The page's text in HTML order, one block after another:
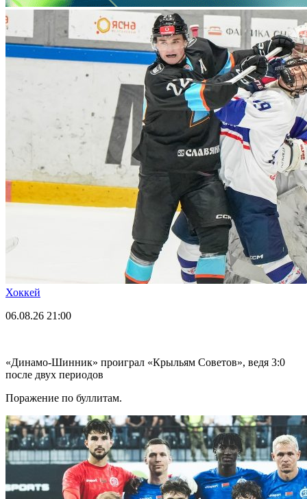
Хоккей
06.08.26 21:00
«Динамо-Шинник» проиграл «Крыльям Советов», ведя 3:0
после двух периодов
Поражение по буллитам.